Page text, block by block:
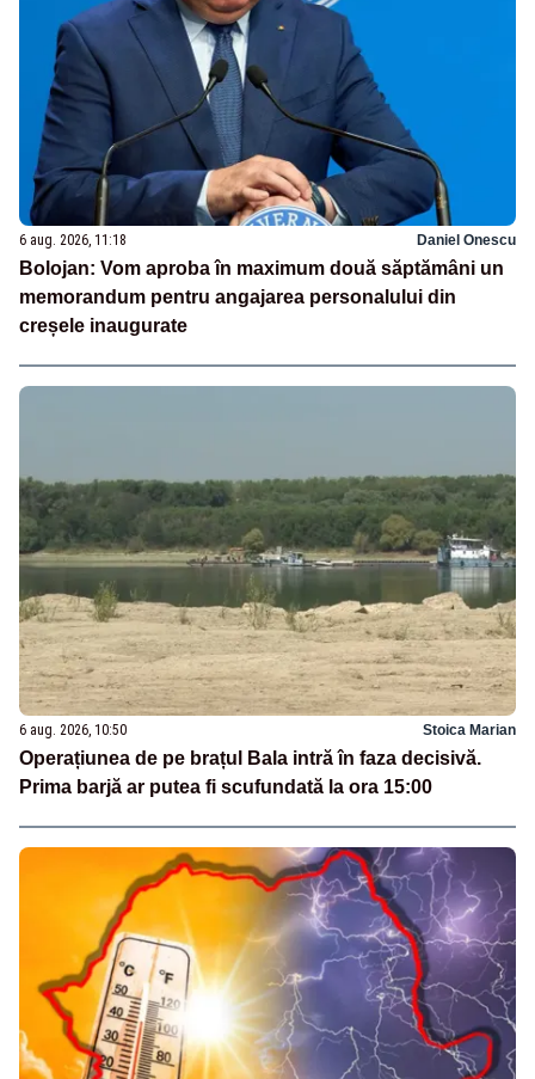
6 aug. 2026, 11:18 Daniel Onescu
Bolojan: Vom aproba în maximum două săptămâni un
memorandum pentru angajarea personalului din
creșele inaugurate
6 aug. 2026, 10:50 Stoica Marian
Operațiunea de pe brațul Bala intră în faza decisivă.
Prima barjă ar putea fi scufundată la ora 15:00